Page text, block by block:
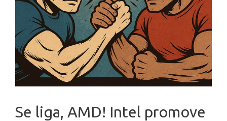
Se liga, AMD! Intel promove